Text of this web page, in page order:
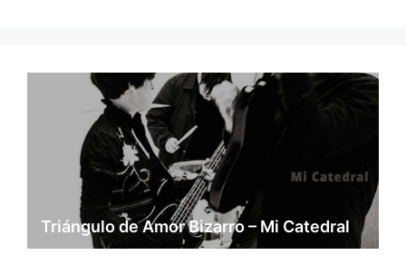
Triángulo de Amor Bizarro – Mi Catedral